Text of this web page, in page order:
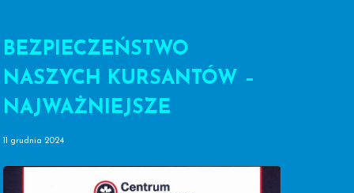
BEZPIECZEŃSTWO
NASZYCH KURSANTÓW –
NAJWAŻNIEJSZE
11 grudnia 2024